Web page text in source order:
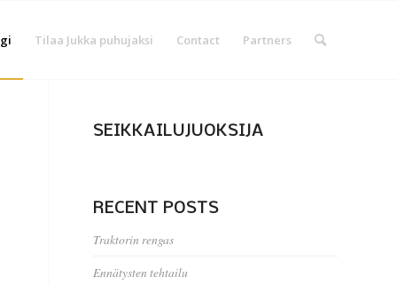
Tilaa Jukka puhujaksi Contact Partners
SEIKKAILUJUOKSIJA
RECENT POSTS
Traktorin rengas
Ennätysten tehtailu